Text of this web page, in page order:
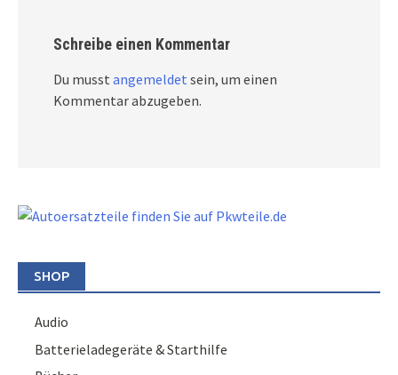
Schreibe einen Kommentar
Du musst angemeldet sein, um einen
Kommentar abzugeben.
SHOP
Audio
Batterieladegeräte & Starthilfe